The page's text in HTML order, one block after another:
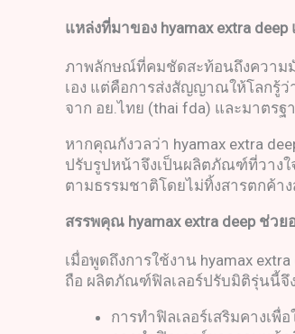
แหล่งที่มาของ hyamax extra deep
ภาพลักษณ์ที่คมชัดสะท้อนถึงความมั่
เอง แต่คือการส่งสัญญาณให้โลกรู้
จาก อย.ไทย (thai fda) และมาตรฐ
หากคุณกังวลว่า hyamax extra
ปรับรูปหน้าจึงเป็นผลิตภัณฑ์ที่วางใ
ตามธรรมชาติโดยไม่ทิ้งสารตกค้าง
สรรพคุณ hyamax extra deep ช่วย
เมื่อพูดถึงการใช้งาน hyamax
ถือ ผลิตภัณฑ์ฟิลเลอร์ปรับมิติรุ่นนี้จึ
การทำฟิลเลอร์เสริมคางเ